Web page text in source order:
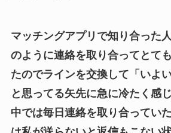
マッチングアプリで知り合った
のように連絡を取り合ってとて
たのでラインを交換して「いよ
と思ってる矢先に急に冷たく感
中では毎日連絡を取り合ってい